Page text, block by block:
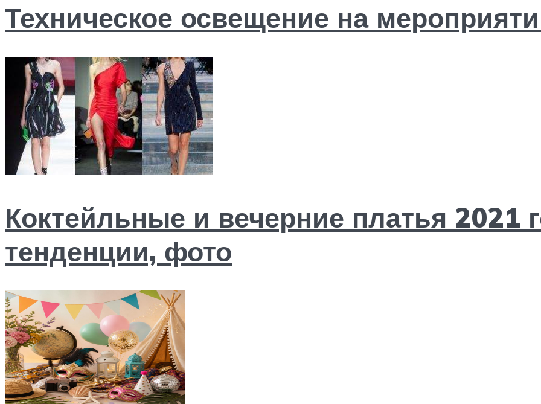
Техническое освещение на
Коктейльные и вечерние платья 2021
тенденции, фото